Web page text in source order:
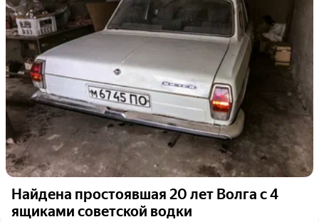
Найдена простоявшая 20 лет Волга с 4
ящиками советской водки